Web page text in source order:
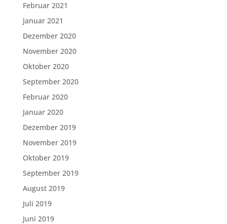
Februar 2021
Januar 2021
Dezember 2020
November 2020
Oktober 2020
September 2020
Februar 2020
Januar 2020
Dezember 2019
November 2019
Oktober 2019
September 2019
August 2019
Juli 2019
Juni 2019